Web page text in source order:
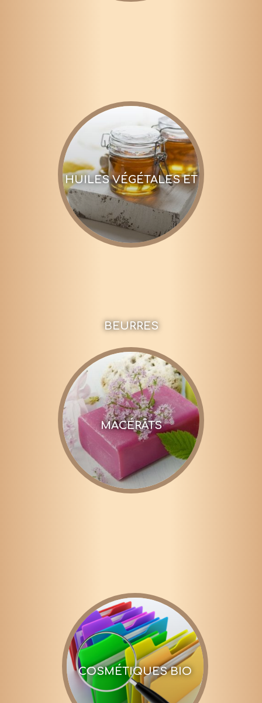
HUILES VÉGÉTALES ET
BEURRES
MACÉRÂTS
COSMÉTIQUES BIO